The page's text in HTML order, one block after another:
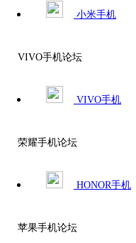
小米手机
VIVO手机论坛
VIVO手机
荣耀手机论坛
HONOR手机
苹果手机论坛